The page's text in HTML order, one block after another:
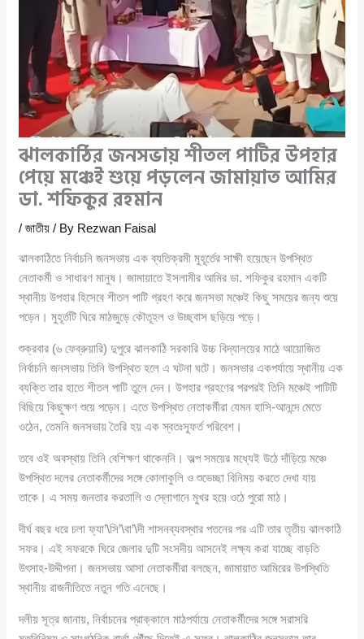
ঝালকাঠির জনসভায় শীতল পাটির উপহার
পেয়ে মঞ্চেই শুয়ে পড়লেন জামায়াত আমির
ডা. শফিকুর রহমান
/জাতীয় / By Rezwan Faisal
ঝালকাঠিতে নির্বাচনি জনসভায় এক ব্যতিক্রমী মুহূর্তের সাক্ষী হয়েছেন উপস্থিত
নেতাকর্মী ও সাধারণ মানুষ। জামায়াতে ইসলামীর আমির ডা. শফিকুর রহমান একটি
স্থানীয় উপহার হিসেবে শীতল পাটি গ্রহণ করে জনসভা মঞ্চেই কিছু সময়ের জন্য শুয়ে
পড়েন। মুহূর্তটি ঘিরে মাঠজুড়ে কৌতূহল ও উচ্ছ্বাস ছড়িয়ে পড়ে।
শুক্রবার (৬ ফেব্রুয়ারি) দুপুরে ঝালকাঠি সরকারি উচ্চ বিদ্যালয়ের মাঠে আয়োজিত
নির্বাচনি জনসভায় তিনি উপস্থিত হলে এ ঘটনা ঘটে। জনসভার একপর্যায়ে স্থানীয় এক
ব্যক্তি তার হাতে শীতল পাটি তুলে দেন। উপহার গ্রহণের পরপরই তিনি মঞ্চেই পাটিটি
বিছিয়ে কিছুক্ষণ শুয়ে পড়েন। এতে উপস্থিত নেতাকর্মীরা যেমন হাসি-আনন্দে মেতে
ওঠেন, তেমনি জনসভায় তৈরি হয় এক স্বতঃস্ফূর্ত পরিবেশ।
তবে ওই অবস্থায় তিনি বেশিক্ষণ থাকেননি। অল্প সময়ের মধ্যেই উঠে দাঁড়িয়ে মঞ্চে
উপস্থিত দলের নেতাকর্মীদের সঙ্গে কোলাকুলি ও শুভেচ্ছা বিনিময় করতে দেখা যায়
তাকে। এ সময় জনতার করতালি ও স্লোগানে মুখর হয়ে ওঠে পুরো মাঠ।
দীর্ঘ বছর ধরে চলা ফ্যা’\সি’\বা’\দী শাসনব্যবস্থার পতনের পর এটি তার তৃতীয় ঝালকাঠি
সফর। এই সফরকে ঘিরে জেলার দুটি সংসদীয় আসনেই লক্ষ্য করা যাচ্ছে বাড়তি
উৎসাহ-উদ্দীপনা। জনসভায় আসা নেতাকর্মীরা বলছেন, জামায়াত আমিরের উপস্থিতি
স্থানীয় রাজনীতিতে নতুন গতি এনেছে।
দলীয় সূত্র জানায়, নির্বাচনের প্রাক্কালে মাঠপর্যায়ে নেতাকর্মীদের সঙ্গে সরাসরি